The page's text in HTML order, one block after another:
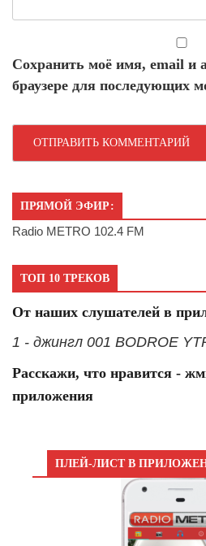
Сохранить моё имя, email и
браузере для последующих
ПРЯМОЙ ЭФИР:
Radio METRO 102.4 FM
ТОП 10 ТРЕКОВ
От наших слушателей в
1 - джингл 001 BODROE
Расскажи, что нравится -
приложения
ПЛЕЙ-ЛИСТ В